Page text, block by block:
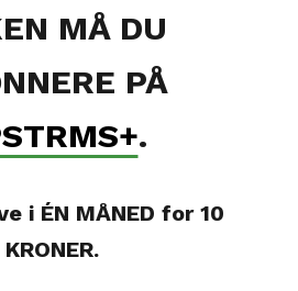
MÅ DU
PÅ
.
i ÉN MÅNED for 10
KRONER.